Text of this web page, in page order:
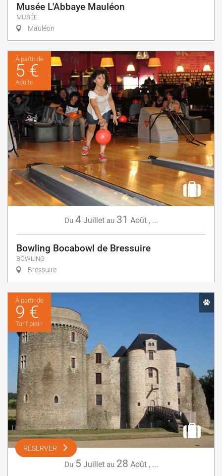
Musée L'Abbaye Mauléon
MUSÉE
Mauléon
À partir de
5 €
Adulte
Du 4 Juillet au 31 Août, ...
Bowling Bocabowl de Bressuire
BOWLING
Bressuire
À partir de
9 €
Tarif plein
RÉSERVER
Du 5 Juillet au 28 Août, ...